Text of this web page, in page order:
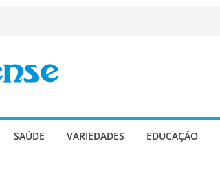
SAÚDE VARIEDADES EDUCAÇÃO